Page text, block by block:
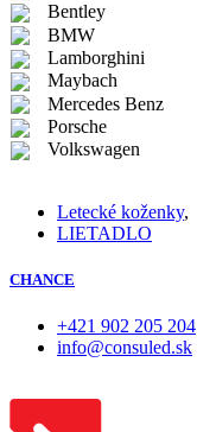
Bentley
BMW
Lamborghini
Maybach
Mercedes Benz
Porsche
Volkswagen
Letecké koženky,
LIETADLO
CHANCE
+421 902 205 204
info@consuled.sk